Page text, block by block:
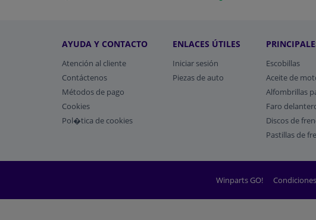
AYUDA Y CONTACTO
Atención al cliente
Contáctenos
Métodos de pago
​Cookies
Pol�tica de cookies
ENLACES ÚTILES
Iniciar sesión
Piezas de auto
Escobillas
Aceite de
Alfombrillas
Faro
Discos de
Pastillas de
Winparts GO!